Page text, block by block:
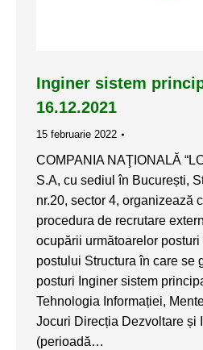
Inginer sistem
16.12.2021
15 februarie 2022
COMPANIA NAŢIONALĂ
S.A, cu sediul în București,
nr.20, sector 4, organizează
procedura de recrutare
ocupării următoarelor
postului Structura în care se
posturi Inginer sistem
Tehnologia Informației,
Jocuri Direcția Dezvoltare și
(perioadă…